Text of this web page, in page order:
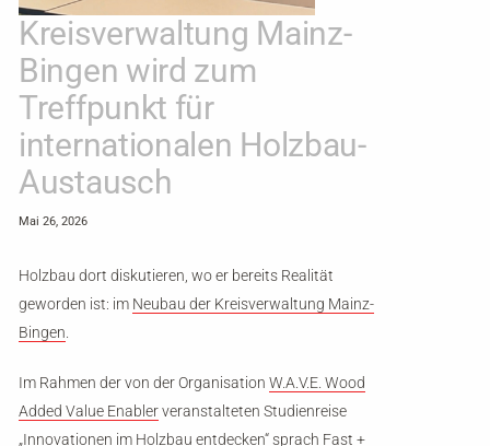
KONTAKT
Kreisverwaltung Mainz-
Bingen wird zum
Treffpunkt für
internationalen Holzbau-
Austausch
Mai 26, 2026
Holzbau dort diskutieren, wo er bereits Realität
geworden ist: im Neubau der Kreisverwaltung Mainz-
Bingen.
Im Rahmen der von der Organisation W.A.V.E. Wood
Added Value Enablerveranstalteten Studienreise
„Innovationen im Holzbau entdecken“ sprach Fast +